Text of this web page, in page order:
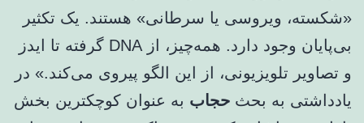
«شکسته، ویروسی یا سرطانی» هستند. یک تکثیر
بی‌پایان وجود دارد. همه‌چیز، از DNA گرفته تا ایدز
و تصاویر تلویزیونی، از این الگو پیروی می‌کند.» در
یادداشتی به بحث حجاب به عنوان کوچکترین بخش